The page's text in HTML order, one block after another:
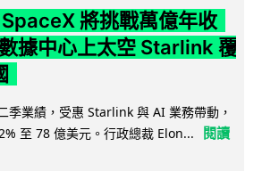
將挑戰萬億年收
據中心上太空 Starlink 覆
季業績，受惠 Starlink 與 AI 業務帶動，
至 78 億美元。行政總裁 Elon...
閱讀